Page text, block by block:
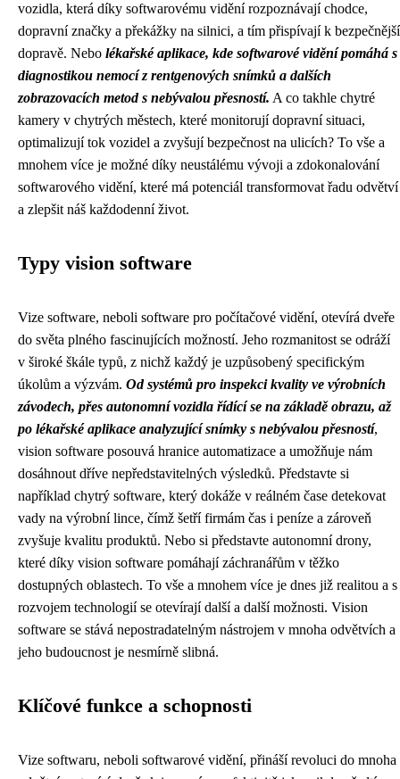
vozidla, která díky softwarovému vidění rozpoznávají chodce,
dopravní značky a překážky na silnici, a tím přispívají k bezpečnější
dopravě. Nebo lékařské aplikace, kde softwarové vidění pomáhá s
diagnostikou nemocí z rentgenových snímků a dalších
zobrazovacích metod s nebývalou přesností. A co takhle chytré
kamery v chytrých městech, které monitorují dopravní situaci,
optimalizují tok vozidel a zvyšují bezpečnost na ulicích? To vše a
mnohem více je možné díky neustálému vývoji a zdokonalování
softwarového vidění, které má potenciál transformovat řadu odvětví
a zlepšit náš každodenní život.
Typy vision software
Vize software, neboli software pro počítačové vidění, otevírá dveře
do světa plného fascinujících možností. Jeho rozmanitost se odráží
v široké škále typů, z nichž každý je uzpůsobený specifickým
úkolům a výzvám. Od systémů pro inspekci kvality ve výrobních
závodech, přes autonomní vozidla řídící se na základě obrazu, až
po lékařské aplikace analyzující snímky s nebývalou přesností,
vision software posouvá hranice automatizace a umožňuje nám
dosáhnout dříve nepředstavitelných výsledků. Představte si
například chytrý software, který dokáže v reálném čase detekovat
vady na výrobní lince, čímž šetří firmám čas i peníze a zároveň
zvyšuje kvalitu produktů. Nebo si představte autonomní drony,
které díky vision software pomáhají záchranářům v těžko
dostupných oblastech. To vše a mnohem více je dnes již realitou a s
rozvojem technologií se otevírají další a další možnosti. Vision
software se stává nepostradatelným nástrojem v mnoha odvětvích a
jeho budoucnost je nesmírně slibná.
Klíčové funkce a schopnosti
Vize softwaru, neboli softwarové vidění, přináší revoluci do mnoha